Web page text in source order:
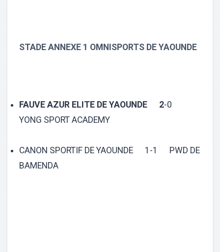
STADE ANNEXE 1 OMNISPORTS DE YAOUNDE
FAUVE AZUR ELITE DE YAOUNDE 2-0
YONG SPORT ACADEMY
CANON SPORTIF DE YAOUNDE 1-1 PWD DE
BAMENDA